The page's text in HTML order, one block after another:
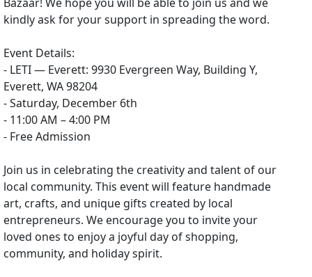
kindly ask for your support in spreading the word.
Event Details:
- LETI — Everett: 9930 Evergreen Way, Building Y,
Everett, WA 98204
- Saturday, December 6th
- 11:00 AM – 4:00 PM
- Free Admission
Join us in celebrating the creativity and talent of our
local community. This event will feature handmade
art, crafts, and unique gifts created by local
entrepreneurs. We encourage you to invite your
loved ones to enjoy a joyful day of shopping,
community, and holiday spirit.